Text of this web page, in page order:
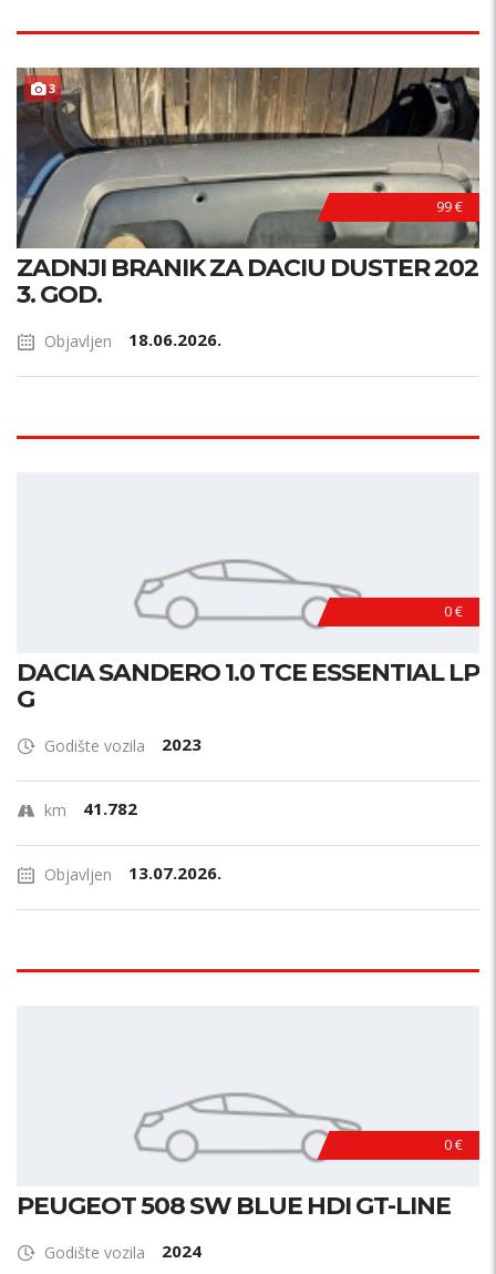
3
99 €
ZADNJI BRANIK ZA DACIU DUSTER 202
3. GOD.
Objavljen 18.06.2026.
0 €
DACIA SANDERO 1.0 TCE ESSENTIAL LP
G
Godište vozila 2023
km 41.782
Objavljen 13.07.2026.
0 €
PEUGEOT 508 SW BLUE HDI GT-LINE
Godište vozila 2024